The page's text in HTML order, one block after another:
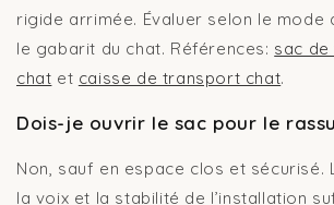
rigide arrimée. Évaluer selon le
le gabarit du chat. Références: sac
chat et caisse de transport chat.
Dois-je ouvrir le sac pour le
Non, sauf en espace clos et sécurisé.
la voix et la stabilité de l’installation